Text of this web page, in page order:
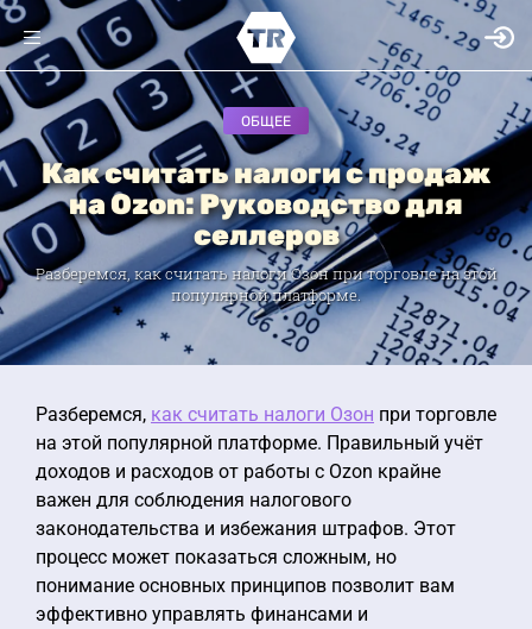
ОБЩЕЕ
Как считать налоги с продаж
на Ozon: Руководство для
селлеров
Разберемся, как считать налоги Озон при торговле на этой
популярной платформе.
Разберемся, как считать налоги Озон при торговле
на этой популярной платформе. Правильный учёт
доходов и расходов от работы с Ozon крайне
важен для соблюдения налогового
законодательства и избежания штрафов. Этот
процесс может показаться сложным, но
понимание основных принципов позволит вам
эффективно управлять финансами и